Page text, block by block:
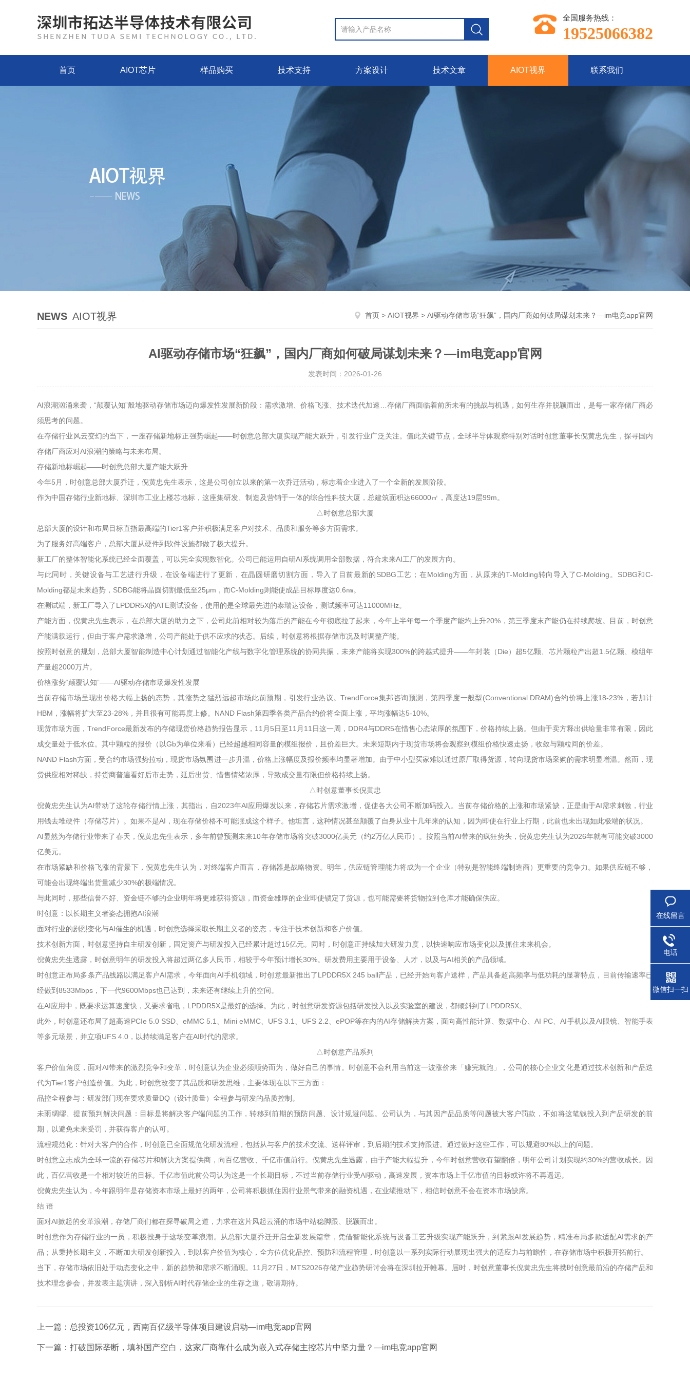
全国服务热线：
19525066382
首页 AIOT芯片 样品购买 技术支持 方案设计 技术文章 AIOT视界 联系我们
NEWS AIOT视界 首页 > AIOT视界 > AI驱动存储市场“狂飙”，国内厂商如何破局谋划未来？—im电竞app官网
AI驱动存储市场“狂飙”，国内厂商如何破局谋划未来？—im电竞app官网
发表时间：2026-01-26
AI浪潮汹涌来袭，“颠覆认知”般地驱动存储市场迈向爆发性发展新阶段：需求激增、价格飞涨、技术迭代加速…存储厂商面临着前所未有的挑战与机遇，如何生存并脱颖而出，是每一家存储厂商必
须思考的问题。
在存储行业风云变幻的当下，一座存储新地标正强势崛起——时创意总部大厦实现产能大跃升，引发行业广泛关注。值此关键节点，全球半导体观察特别对话时创意董事长倪黄忠先生，探寻国内
存储厂商应对AI浪潮的策略与未来布局。
存储新地标崛起——时创意总部大厦产能大跃升
今年5月，时创意总部大厦乔迁，倪黄忠先生表示，这是公司创立以来的第一次乔迁活动，标志着企业进入了一个全新的发展阶段。
作为中国存储行业新地标、深圳市工业上楼芯地标，这座集研发、制造及营销于一体的综合性科技大厦，总建筑面积达66000㎡，高度达19层99m。
△时创意总部大厦
总部大厦的设计和布局目标直指最高端的Tier1客户并积极满足客户对技术、品质和服务等多方面需求。
为了服务好高端客户，总部大厦从硬件到软件设施都做了极大提升。
新工厂的整体智能化系统已经全面覆盖，可以完全实现数智化。公司已能运用自研AI系统调用全部数据，符合未来AI工厂的发展方向。
与此同时，关键设备与工艺进行升级，在设备端进行了更新，在晶圆研磨切割方面，导入了目前最新的SDBG工艺；在Molding方面，从原来的T-Molding转向导入了C-Molding。SDBG和C-
Molding都是未来趋势，SDBG能将晶圆切割最低至25μm，而C-Molding则能使成品目标厚度达0.6㎜。
在测试端，新工厂导入了LPDDR5X的ATE测试设备，使用的是全球最先进的泰瑞达设备，测试频率可达11000MHz。
产能方面，倪黄忠先生表示，在总部大厦的助力之下，公司此前相对较为落后的产能在今年彻底拉了起来，今年上半年每一个季度产能均上升20%，第三季度末产能仍在持续爬坡。目前，时创意
产能满载运行，但由于客户需求激增，公司产能处于供不应求的状态。后续，时创意将根据存储市况及时调整产能。
按照时创意的规划，总部大厦智能制造中心计划通过智能化产线与数字化管理系统的协同共振，未来产能将实现300%的跨越式提升——年封装（Die）超5亿颗、芯片颗粒产出超1.5亿颗、模组年
产量超2000万片。
价格涨势“颠覆认知”——AI驱动存储市场爆发性发展
当前存储市场呈现出价格大幅上扬的态势，其涨势之猛烈远超市场此前预期，引发行业热议。TrendForce集邦咨询预测，第四季度一般型(Conventional DRAM)合约价将上涨18-23%，若加计
HBM，涨幅将扩大至23-28%，并且很有可能再度上修。NAND Flash第四季各类产品合约价将全面上涨，平均涨幅达5-10%。
现货市场方面，TrendForce最新发布的存储现货价格趋势报告显示，11月5日至11月11日这一周，DDR4与DDR5在惜售心态浓厚的氛围下，价格持续上扬。但由于卖方释出供给量非常有限，因此
成交量处于低水位。其中颗粒的报价（以Gb为单位来看）已经超越相同容量的模组报价，且价差巨大。未来短期内于现货市场将会观察到模组价格快速走扬，收敛与颗粒间的价差。
NAND Flash方面，受合约市场强势拉动，现货市场氛围进一步升温，价格上涨幅度及报价频率均显著增加。由于中小型买家难以通过原厂取得货源，转向现货市场采购的需求明显增温。然而，现
货供应相对稀缺，持货商普遍看好后市走势，延后出货、惜售情绪浓厚，导致成交量有限但价格持续上扬。
△时创意董事长倪黄忠
倪黄忠先生认为AI带动了这轮存储行情上涨，其指出，自2023年AI应用爆发以来，存储芯片需求激增，促使各大公司不断加码投入。当前存储价格的上涨和市场紧缺，正是由于AI需求刺激，行业
用钱去堆硬件（存储芯片）。如果不是AI，现在存储价格不可能涨成这个样子。他坦言，这种情况甚至颠覆了自身从业十几年来的认知，因为即使在行业上行期，此前也未出现如此极端的状况。
AI显然为存储行业带来了春天，倪黄忠先生表示，多年前曾预测未来10年存储市场将突破3000亿美元（约2万亿人民币）。按照当前AI带来的疯狂势头，倪黄忠先生认为2026年就有可能突破3000
亿美元。
在市场紧缺和价格飞涨的背景下，倪黄忠先生认为，对终端客户而言，存储器是战略物资。明年，供应链管理能力将成为一个企业（特别是智能终端制造商）更重要的竞争力。如果供应链不够，
可能会出现终端出货量减少30%的极端情况。
与此同时，那些信誉不好、资金链不够的企业明年将更难获得资源，而资金雄厚的企业即使锁定了货源，也可能需要将货物拉到仓库才能确保供应。
时创意：以长期主义者姿态拥抱AI浪潮
面对行业的剧烈变化与AI催生的机遇，时创意选择采取长期主义者的姿态，专注于技术创新和客户价值。
技术创新方面，时创意坚持自主研发创新，固定资产与研发投入已经累计超过15亿元。同时，时创意正持续加大研发力度，以快速响应市场变化以及抓住未来机会。
倪黄忠先生透露，时创意明年的研发投入将超过两亿多人民币，相较于今年预计增长30%。研发费用主要用于设备、人才，以及与AI相关的产品领域。
时创意正布局多条产品线路以满足客户AI需求，今年面向AI手机领域，时创意最新推出了LPDDR5X 245 ball产品，已经开始向客户送样，产品具备超高频率与低功耗的显著特点，目前传输速率已
经做到8533Mbps，下一代9600Mbps也已达到，未来还有继续上升的空间。
在AI应用中，既要求运算速度快，又要求省电，LPDDR5X是最好的选择。为此，时创意研发资源包括研发投入以及实验室的建设，都倾斜到了LPDDR5X。
此外，时创意还布局了超高速PCIe 5.0 SSD、eMMC 5.1、Mini eMMC、UFS 3.1、UFS 2.2、ePOP等在内的AI存储解决方案，面向高性能计算、数据中心、AI PC、AI手机以及AI眼镜、智能手表
等多元场景，并立项UFS 4.0，以持续满足客户在AI时代的需求。
△时创意产品系列
客户价值角度，面对AI带来的激烈竞争和变革，时创意认为企业必须顺势而为，做好自己的事情。时创意不会利用当前这一波涨价来「赚完就跑」，公司的核心企业文化是通过技术创新和产品迭
代为Tier1客户创造价值。为此，时创意改变了其品质和研发思维，主要体现在以下三方面：
品控全程参与：研发部门现在要求质量DQ（设计质量）全程参与研发的品质控制。
未雨绸缪、提前预判解决问题：目标是将解决客户端问题的工作，转移到前期的预防问题、设计规避问题。公司认为，与其因产品品质等问题被大客户罚款，不如将这笔钱投入到产品研发的前
期，以避免未来受罚，并获得客户的认可。
流程规范化：针对大客户的合作，时创意已全面规范化研发流程，包括从与客户的技术交流、送样评审，到后期的技术支持跟进。通过做好这些工作，可以规避80%以上的问题。
时创意立志成为全球一流的存储芯片和解决方案提供商，向百亿营收、千亿市值前行。倪黄忠先生透露，由于产能大幅提升，今年时创意营收有望翻倍，明年公司计划实现约30%的营收成长。因
此，百亿营收是一个相对较近的目标。千亿市值此前公司认为这是一个长期目标，不过当前存储行业受AI驱动，高速发展，资本市场上千亿市值的目标或许将不再遥远。
倪黄忠先生认为，今年跟明年是存储资本市场上最好的两年，公司将积极抓住因行业景气带来的融资机遇，在业绩推动下，相信时创意不会在资本市场缺席。
结 语
面对AI掀起的变革浪潮，存储厂商们都在探寻破局之道，力求在这片风起云涌的市场中站稳脚跟、脱颖而出。
时创意作为存储行业的一员，积极投身于这场变革浪潮。从总部大厦乔迁开启全新发展篇章，凭借智能化系统与设备工艺升级实现产能跃升，到紧跟AI发展趋势，精准布局多款适配AI需求的产
品；从秉持长期主义，不断加大研发创新投入，到以客户价值为核心，全方位优化品控、预防和流程管理，时创意以一系列实际行动展现出强大的适应力与前瞻性，在存储市场中积极开拓前行。
当下，存储市场依旧处于动态变化之中，新的趋势和需求不断涌现。11月27日，MTS2026存储产业趋势研讨会将在深圳拉开帷幕。届时，时创意董事长倪黄忠先生将携时创意最前沿的存储产品和
技术理念参会，并发表主题演讲，深入剖析AI时代存储企业的生存之道，敬请期待。
上一篇： 总投资106亿元，西南百亿级半导体项目建设启动—im电竞app官网
下一篇： 打破国际垄断，填补国产空白，这家厂商靠什么成为嵌入式存储主控芯片中坚力量？—im电竞app官网
在线留言
电话
微信扫一扫